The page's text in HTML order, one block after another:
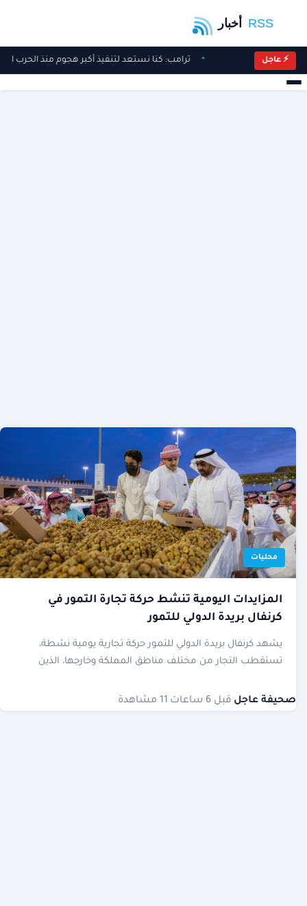
⚡ عاجل ترامب: كنا نستعد لتنفيذ أكبر هجوم منذ الحرب
محليات
المزايدات اليومية تنشط حركة تجارة التمور في
كرنفال بريدة الدولي للتمور
يشهد كرنفال بريدة الدولي للتمور حركة تجارية يومية نشطة،
تستقطب التجار من مختلف مناطق المملكة وخارجها، الذين
صحيفة عاجل·قبل 6 ساعات ·11 مشاهدة